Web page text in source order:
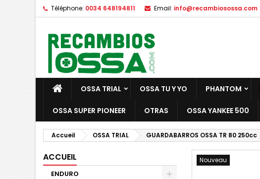
Téléphone: 0034 648194811 Email: info@recambiosossa.com
OSSA TRIAL OSSA TU Y YO PHANTOM
OSSA SUPER PIONEER OTRAS OSSA YANKEE 500
Accueil OSSA TRIAL GUARDABARROS OSSA TR 80 250cc
ACCUEIL
ENDURO
Nouveau